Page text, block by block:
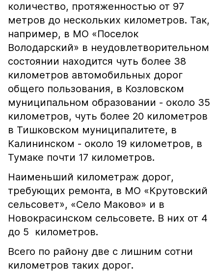
количество, протяженностью от 97
метров до нескольких километров. Так,
например, в МО «Поселок
Володарский» в неудовлетворительном
состоянии находится чуть более 38
километров автомобильных дорог
общего пользования, в Козловском
муниципальном образовании - около 35
километров, чуть более 20 километров
в Тишковском муниципалитете, в
Калининском - около 19 километров, в
Тумаке почти 17 километров.
Наименьший километраж дорог,
требующих ремонта, в МО «Крутовский
сельсовет», «Село Маково» и в
Новокрасинском сельсовете. В них от 4
до 5 километров.
Всего по району две с лишним сотни
километров таких дорог.